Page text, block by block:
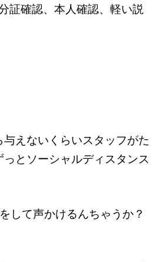
証確認、本人確認、軽い説
えないくらいスタッフがた
とソーシャルディスタンス
して声かけるんちゃうか？